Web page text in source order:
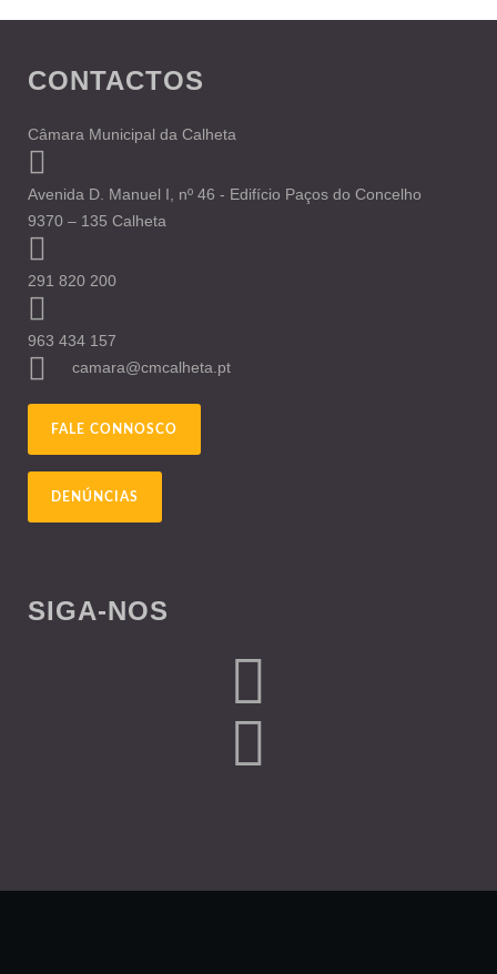
CONTACTOS
Câmara Municipal da Calheta
Avenida D. Manuel I, nº 46 - Edifício Paços do Concelho
9370 – 135 Calheta
291 820 200
963 434 157
camara@cmcalheta.pt
FALE CONNOSCO
DENÚNCIAS
SIGA-NOS